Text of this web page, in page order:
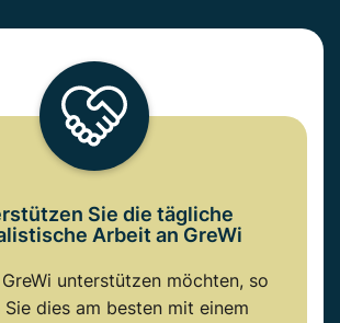
Sie die tägliche
Arbeit an GreWi
unterstützen möchten, so
Sie dies am besten mit einem